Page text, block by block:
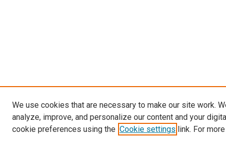
We use cookies that are necessary to make our site work.
analyze, improve, and personalize our content and your
cookie preferences using the Cookie settings link. For